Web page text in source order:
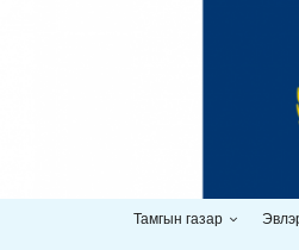
Тамгын газар